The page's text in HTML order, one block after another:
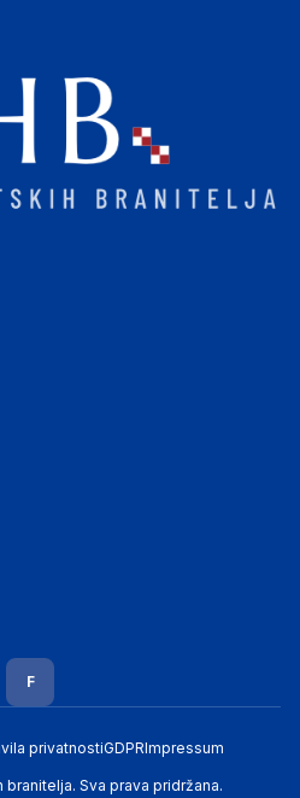
F
privatnostiGDPRImpressum
Sva prava pridržana.